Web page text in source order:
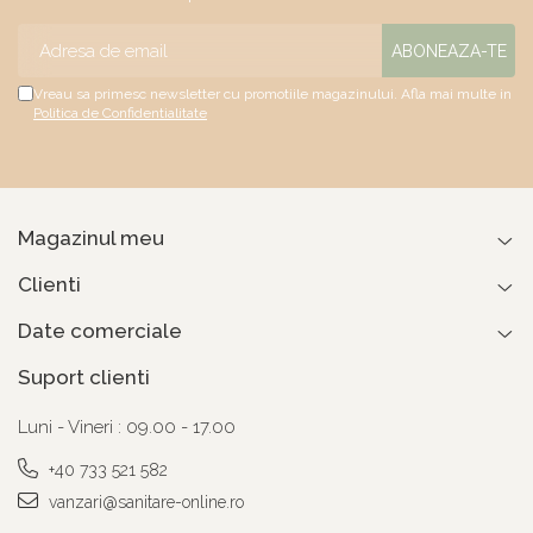
Vreau sa primesc newsletter cu promotiile magazinului. Afla mai multe in
Politica de Confidentialitate
Magazinul meu
Clienti
Date comerciale
Suport clienti
Luni - Vineri : 09.00 - 17.00
+40 733 521 582
vanzari@sanitare-online.ro